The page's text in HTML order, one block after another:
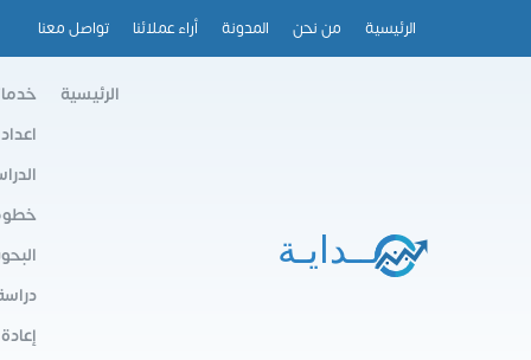
الرئيسية من نحن المدونة أراء عملائنا تواصل معنا
الرئيسية